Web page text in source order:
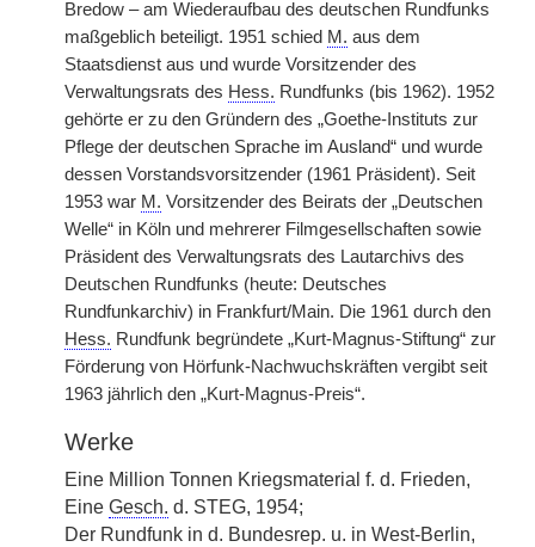
Bredow – am Wiederaufbau des deutschen Rundfunks
maßgeblich beteiligt. 1951 schied M. aus dem
Staatsdienst aus und wurde Vorsitzender des
Verwaltungsrats des Hess. Rundfunks (bis 1962). 1952
gehörte er zu den Gründern des „Goethe-Instituts zur
Pflege der deutschen Sprache im Ausland“ und wurde
dessen Vorstandsvorsitzender (1961 Präsident). Seit
1953 war M. Vorsitzender des Beirats der „Deutschen
Welle“ in Köln und mehrerer Filmgesellschaften sowie
Präsident des Verwaltungsrats des Lautarchivs des
Deutschen Rundfunks (heute: Deutsches
Rundfunkarchiv) in Frankfurt/Main. Die 1961 durch den
Hess. Rundfunk begründete „Kurt-Magnus-Stiftung“ zur
Förderung von Hörfunk-Nachwuchskräften vergibt seit
1963 jährlich den „Kurt-Magnus-Preis“.
Werke
Eine Million Tonnen Kriegsmaterial f. d. Frieden,
Eine Gesch. d. STEG, 1954;
Der Rundfunk in d. Bundesrep. u. in West-Berlin,